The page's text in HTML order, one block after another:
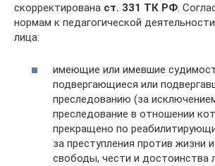
скорректирована ст. 331 ТК РФ .
нормам к педагогической
лица:
имеющие или имевшие
подвергающиеся или
преследованию (за
преследование в отношении
прекращено по
за преступления против жизни
свободы, чести и достоинства